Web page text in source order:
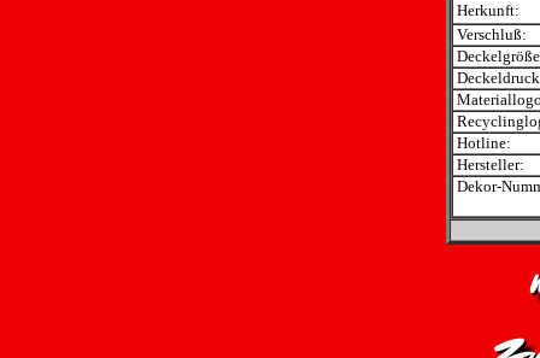
Herkunft:
Verschluß:
Hotline:
Hersteller:
Dekor-